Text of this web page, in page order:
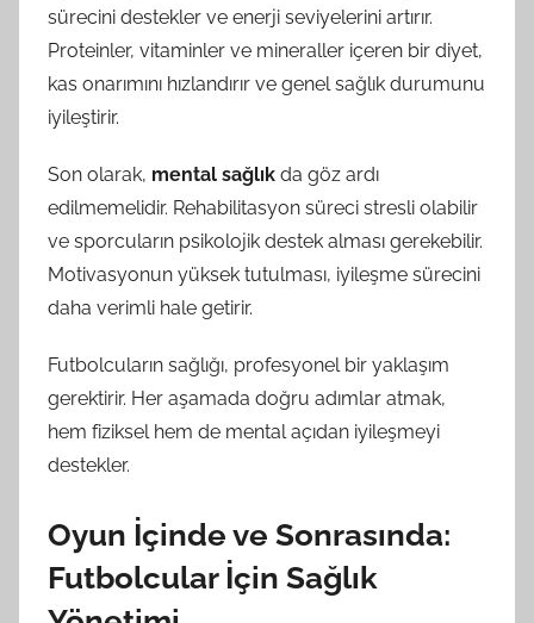
sürecini destekler ve enerji seviyelerini artırır.
Proteinler, vitaminler ve mineraller içeren bir diyet,
kas onarımını hızlandırır ve genel sağlık durumunu
iyileştirir.
Son olarak, mental sağlık da göz ardı
edilmemelidir. Rehabilitasyon süreci stresli olabilir
ve sporcuların psikolojik destek alması gerekebilir.
Motivasyonun yüksek tutulması, iyileşme sürecini
daha verimli hale getirir.
Futbolcuların sağlığı, profesyonel bir yaklaşım
gerektirir. Her aşamada doğru adımlar atmak,
hem fiziksel hem de mental açıdan iyileşmeyi
destekler.
Oyun İçinde ve Sonrasında:
Futbolcular İçin Sağlık